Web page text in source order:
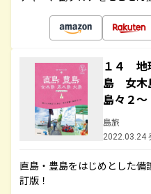
１４
島 女木
島々２
島旅
2022.03.24
直島・豊島をはじめとした
訂版！